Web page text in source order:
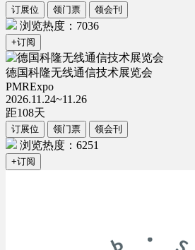
订展位 领门票 领会刊
浏览热度：7036
+订阅
德国科隆无线通信技术展览会
PMRExpo
2026.11.24~11.26
距108天
订展位 领门票 领会刊
浏览热度：6251
+订阅